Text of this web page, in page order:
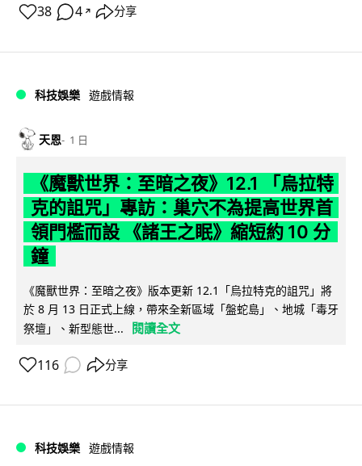
38 4 ↗ 分享
科技娛樂 遊戲情報
天恩 1 日
《魔獸世界：至暗之夜》12.1 「烏拉特
克的詛咒」專訪：巢穴不為提高世界首
領門檻而設 《諸王之眠》縮短約 10 分
鐘
《魔獸世界：至暗之夜》版本更新 12.1「烏拉特克的詛咒」將
於 8 月 13 日正式上線，帶來全新區域「盤蛇島」、地城「毒牙
祭壇」、新型態世...
閱讀全文
116 分享
科技娛樂 遊戲情報